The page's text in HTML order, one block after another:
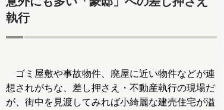
執行
ゴミ屋敷や事故物件、廃屋に近い物件などが連
想されがちな、差し押さえ・不動産執行の現場だ
が、街中を見渡してみれば小綺麗な建売住宅が溢